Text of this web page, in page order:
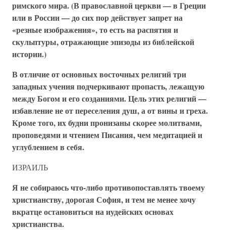
римского мира. (В православной церкви — в Греции
или в России — до сих пор действует запрет на
«резные изображения», то есть на распятия и
скульптуры, отражающие эпизоды из библейской
истории.)
В отличие от основных восточных религий три
западных учения подчеркивают пропасть, лежащую
между Богом и его созданиями. Цель этих религий —
избавление не от переселения душ, а от вины и греха.
Кроме того, их будни пронизаны скорее молитвами,
проповедями и чтением Писания, чем медитацией и
углублением в себя.
ИЗРАИЛЬ
Я не собираюсь что-либо противопоставлять твоему
христианству, дорогая София, и тем не менее хочу
вкратце остановиться на иудейских основах
христианства.